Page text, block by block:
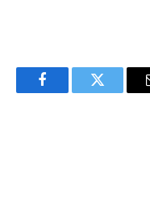
FacebookTwitter